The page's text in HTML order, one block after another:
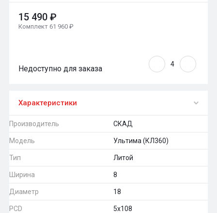
15 490 ₽
Комплект 61 960 ₽
Недоступно для заказа
Характеристики
Производитель СКАД
Модель Ультима (КЛ360)
Тип Литой
Ширина 8
Диаметр 18
PCD 5x108